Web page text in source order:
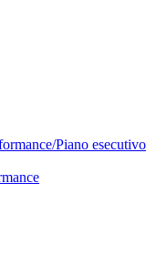
Piano esecutivo